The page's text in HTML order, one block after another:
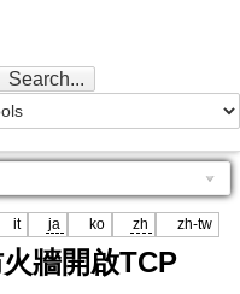
it ja ko zh zh-tw
牆開啟TCP